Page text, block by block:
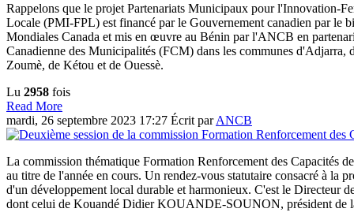
Rappelons que le projet Partenariats Municipaux pour l'Innovation-
Locale (PMI-FPL) est financé par le Gouvernement canadien par le
Mondiales Canada et mis en œuvre au Bénin par l'ANCB en
Canadienne des Municipalités (FCM) dans les communes d'Adjarra,
Zoumè, de Kétou et de Ouessè.
Lu 2958 fois
Read More
mardi, 26 septembre 2023 17:27 Écrit parANCB
La commission thématique Formation Renforcement des Capacités
au titre de l'année en cours. Un rendez-vous statutaire consacré à la
d'un développement local durable et harmonieux. C'est le Directeur
dont celui de Kouandé Didier KOUANDE-SOUNON, président de